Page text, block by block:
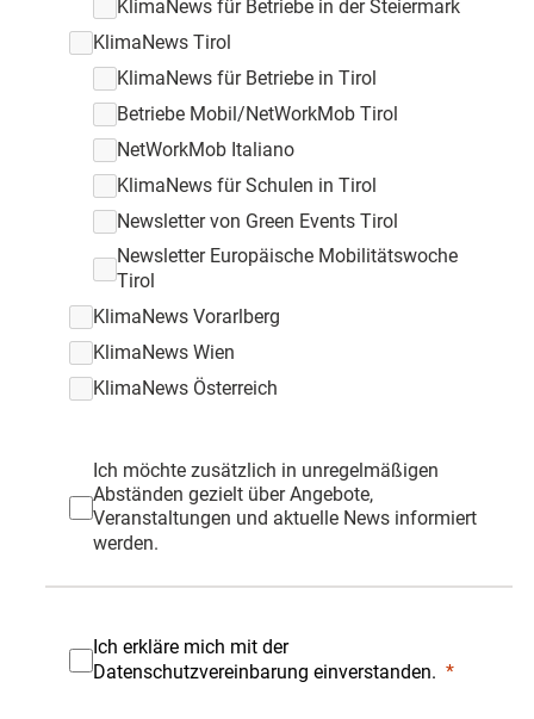
KlimaNews für Betriebe in der Steiermark
KlimaNews Tirol
KlimaNews für Betriebe in Tirol
Betriebe Mobil/NetWorkMob Tirol
NetWorkMob Italiano
KlimaNews für Schulen in Tirol
Newsletter von Green Events Tirol
Newsletter Europäische Mobilitätswoche
Tirol
KlimaNews Vorarlberg
KlimaNews Wien
KlimaNews Österreich
Ich möchte zusätzlich in unregelmäßigen
Abständen gezielt über Angebote,
Veranstaltungen und aktuelle News informiert
werden.
Ich erkläre mich mit der
Datenschutzvereinbarung einverstanden.